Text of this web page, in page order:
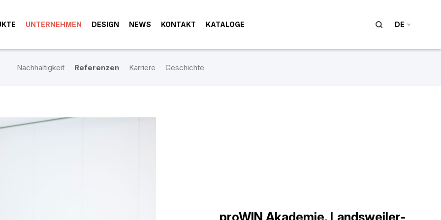
UNTERNEHMEN DESIGN NEWS KONTAKT KATALOGE DE
Nachhaltigkeit Referenzen Karriere Geschichte